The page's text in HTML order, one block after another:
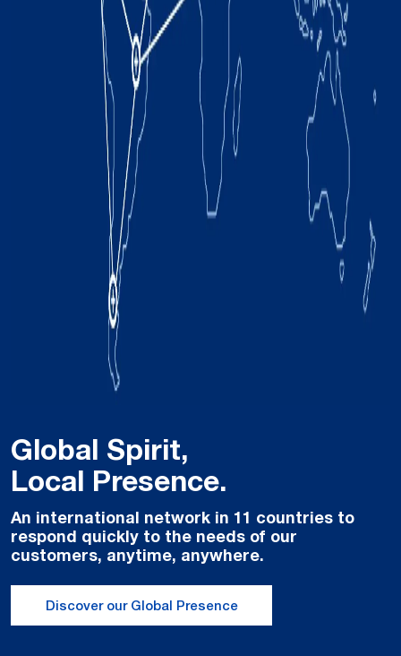
Global Spirit,
Local Presence.
An international network in 11 countries to
respond quickly to the needs of our
customers, anytime, anywhere.
Discover our Global Presence